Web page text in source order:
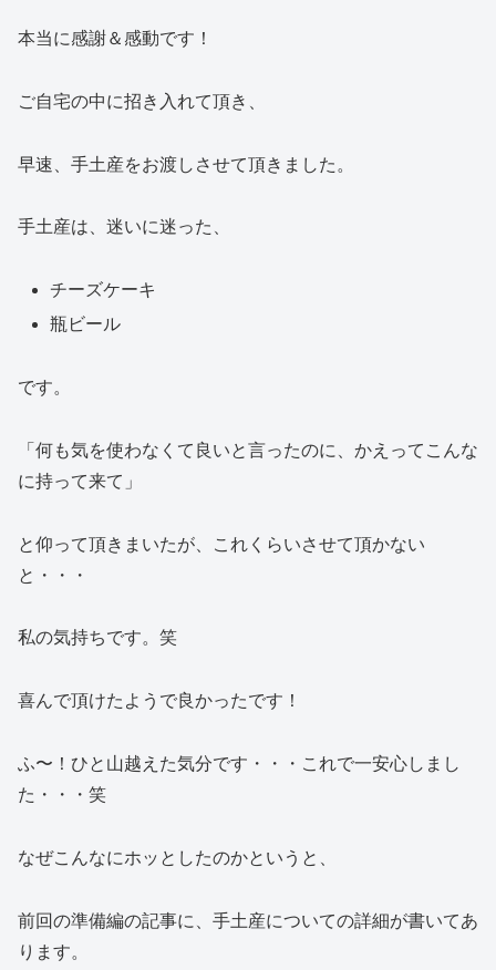
本当に感謝＆感動です！
ご自宅の中に招き入れて頂き、
早速、手土産をお渡しさせて頂きました。
手土産は、迷いに迷った、
チーズケーキ
瓶ビール
です。
「何も気を使わなくて良いと言ったのに、かえってこんな
に持って来て」
と仰って頂きまいたが、これくらいさせて頂かない
と・・・
私の気持ちです。笑
喜んで頂けたようで良かったです！
ふ〜！ひと山越えた気分です・・・これで一安心しまし
た・・・笑
なぜこんなにホッとしたのかというと、
前回の準備編の記事に、手土産についての詳細が書いてあ
ります。